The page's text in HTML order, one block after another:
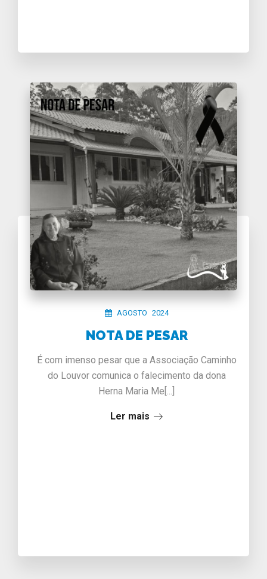
AGOSTO 2024
NOTA DE PESAR
É com imenso pesar que a Associação Caminho
do Louvor comunica o falecimento da dona
Herna Maria Me[...]
Ler mais